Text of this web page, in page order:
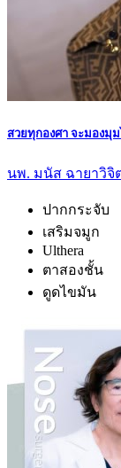
สวยทุกองศา จะมองมุ
นพ. มนัส ฉายาวิจิ
ปากกระจับ
เสริมจมูก
Ulthera
ตาสองชั้น
ดูดไขมัน